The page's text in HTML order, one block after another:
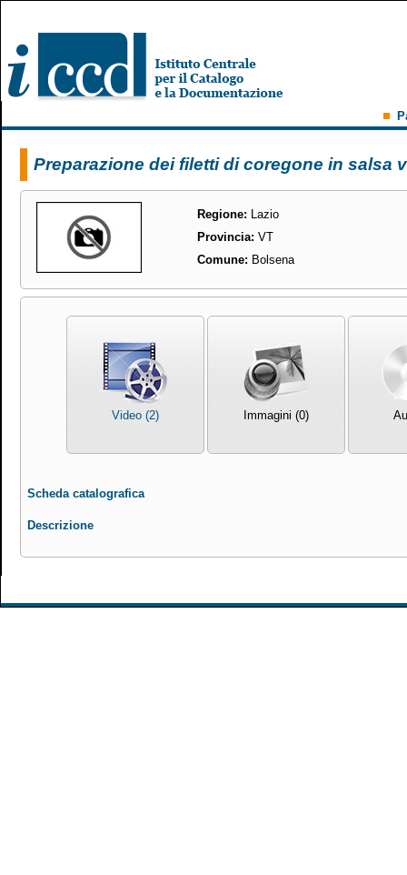
Preparazione dei filetti di coregone in salsa
Regione: Lazio
Provincia: VT
Comune: Bolsena
Video (2) Immagini (0)
Scheda catalografica
Descrizione